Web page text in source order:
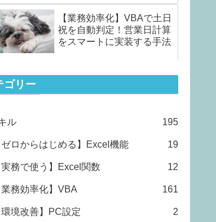
【業務効率化】VBAで土日
祝を自動判定！営業日計算
をスマートに実装する手法
ゴリー
ル 195
ゼロからはじめる】Excel機能 19
実務で使う】Excel関数 12
業務効率化】VBA 161
環境改善】PC設定 2